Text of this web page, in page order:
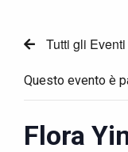
Tutti gli Eventi
Questo evento è
Flora